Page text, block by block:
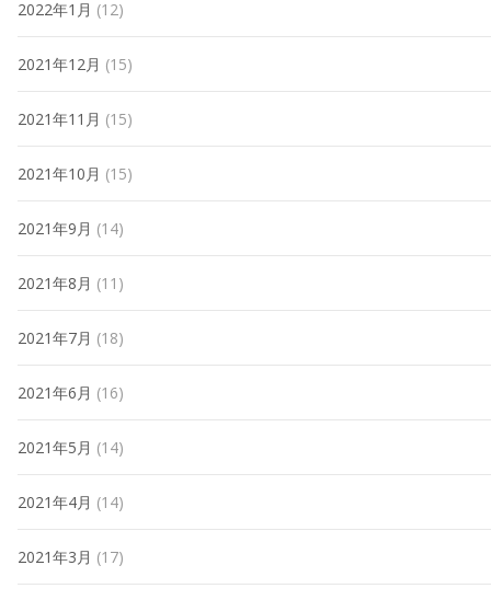
2022年1月 (12)
2021年12月 (15)
2021年11月 (15)
2021年10月 (15)
2021年9月 (14)
2021年8月 (11)
2021年7月 (18)
2021年6月 (16)
2021年5月 (14)
2021年4月 (14)
2021年3月 (17)